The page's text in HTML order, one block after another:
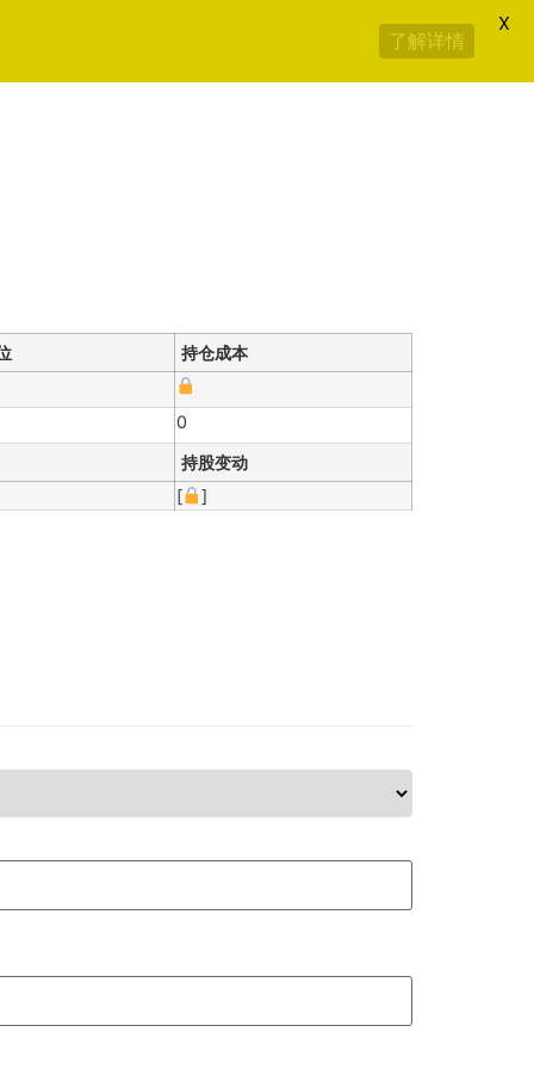
持仓成本
0
持股变动
[
]
了解详情
X